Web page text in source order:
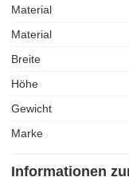
Material
Material
Breite
Höhe
Gewicht
Marke
Informationen